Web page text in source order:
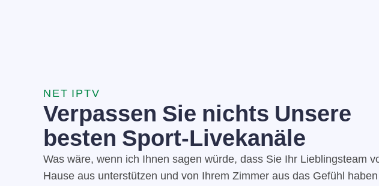
NET IPTV
Verpassen Sie nichts Unsere
besten Sport-Livekanäle​
Was wäre, wenn ich Ihnen sagen würde, dass Sie Ihr Lieblingsteam
Hause aus unterstützen und von Ihrem Zimmer aus das Gefühl haben